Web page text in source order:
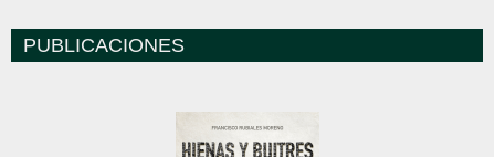
PUBLICACIONES